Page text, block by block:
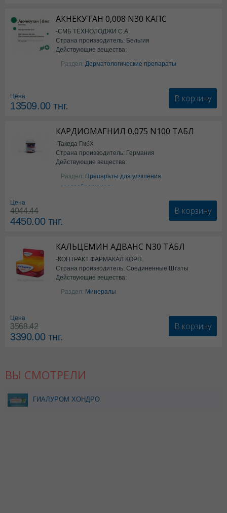
АКНЕКУТАН 0,008 N30 КАПС
-СМБ ТЕХНОЛОДЖИ С.А.
Страна производитель: Бельгия
Действующие вещества:
Изотретиноин
Раздел: Дерматологические препараты
Цена
13509.00тнг.
В корзину
КАРДИОМАГНИЛ 0,075 N100 ТАБЛ
-Такеда ГмбХ
Страна производитель: Германия
Действующие вещества:
ацетилсалициловая кислота
Раздел: Препараты для улчшения
кровообращения
Цена
4944.44
4450.00тнг.
В корзину
КАЛЬЦЕМИН АДВАНС N30 ТАБЛ
-КОНТРАКТ ФАРМАКАЛ КОРП.
Страна производитель: Соединенные Штаты
Америки
Действующие вещества:
Колекальциферол+Кальция
карбонат
Раздел: Минералы
Цена
3568.42
3390.00тнг.
В корзину
ВЫ СМОТРЕЛИ
ГИАЛУРОМ ХОНДРО